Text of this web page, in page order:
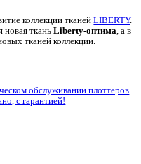
максимально
рынке ткани
гамму последней
4% спандекс
синий